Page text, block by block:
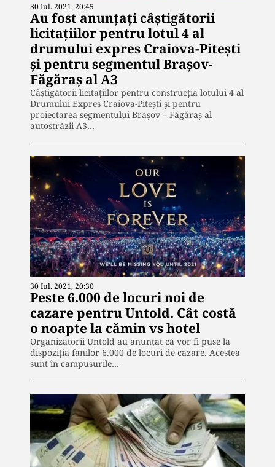
30 Iul. 2021, 20:45
Au fost anunțați câştigătorii
licitațiilor pentru lotul 4 al
drumului expres Craiova-Piteşti
şi pentru segmentul Braşov-
Făgăraş al A3
Câştigătorii licitaţiilor pentru construcţia lotului 4 al
Drumului Expres Craiova-Piteşti şi pentru
proiectarea segmentului Braşov – Făgăraş al
autostrăzii A3…
30 Iul. 2021, 20:30
Peste 6.000 de locuri noi de
cazare pentru Untold. Cât costă
o noapte la cămin vs hotel
Organizatorii Untold au anunţat că vor fi puse la
dispoziţia fanilor 6.000 de locuri de cazare. Acestea
sunt în campusurile…